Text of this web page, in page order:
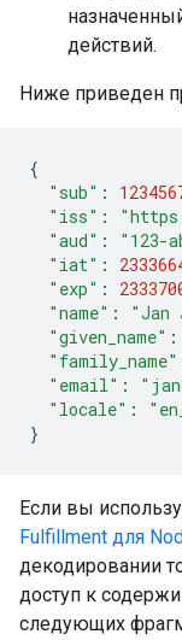
действий.
Ниже приведен
{
"sub" :
"iss" :
"aud" : "123-
"iat" :
"exp" :
"name" : "Jan
"given_name" :
"family_name"
"email" :
"locale" :
}
Если вы
Fulfillment для
декодировании
доступ к
следующих